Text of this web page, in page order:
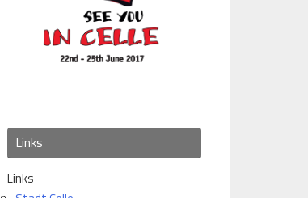
Links
Links